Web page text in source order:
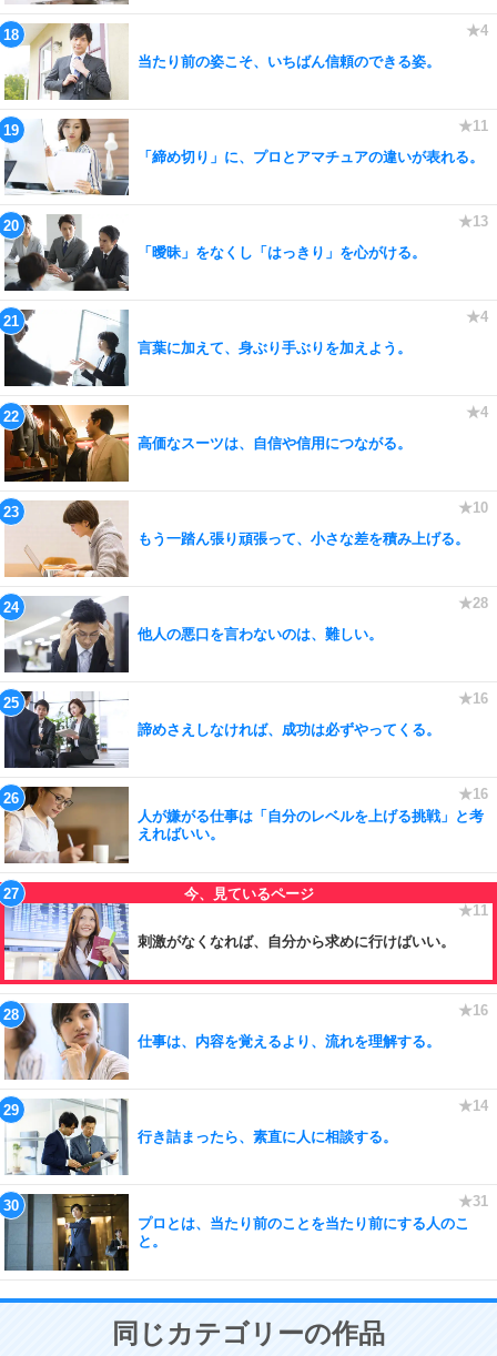
当たり前の姿こそ、いちばん信頼のできる姿。
「締め切り」に、プロとアマチュアの違いが表れる。
「曖昧」をなくし「はっきり」を心がける。
言葉に加えて、身ぶり手ぶりを加えよう。
高価なスーツは、自信や信用につながる。
もう一踏ん張り頑張って、小さな差を積み上げる。
他人の悪口を言わないのは、難しい。
諦めさえしなければ、成功は必ずやってくる。
人が嫌がる仕事は「自分のレベルを上げる挑戦」と考
えればいい。
刺激がなくなれば、自分から求めに行けばいい。
仕事は、内容を覚えるより、流れを理解する。
行き詰まったら、素直に人に相談する。
プロとは、当たり前のことを当たり前にする人のこ
と。
同じカテゴリーの作品